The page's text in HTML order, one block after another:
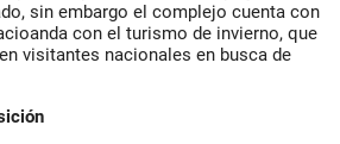
sin embargo el complejo cuenta con
con el turismo de invierno, que
visitantes nacionales en busca de